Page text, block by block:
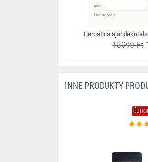
Herbatica
13090 Ft
INNE PRODUKTY